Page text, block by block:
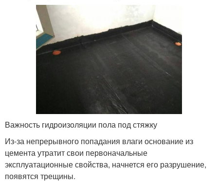
Важность гидроизоляции пола под стяжку
Из-за непрерывного попадания влаги основание из
цемента утратит свои первоначальные
эксплуатационные свойства, начнется его разрушение,
появятся трещины.